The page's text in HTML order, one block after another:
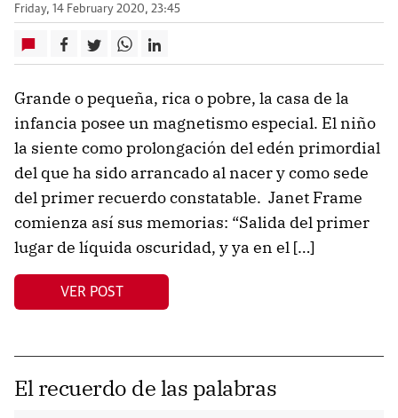
Friday, 14 February 2020, 23:45
Grande o pequeña, rica o pobre, la casa de la
infancia posee un magnetismo especial. El niño
la siente como prolongación del edén primordial
del que ha sido arrancado al nacer y como sede
del primer recuerdo constatable. Janet Frame
comienza así sus memorias: “Salida del primer
lugar de líquida oscuridad, y ya en el […]
VER POST
El recuerdo de las palabras